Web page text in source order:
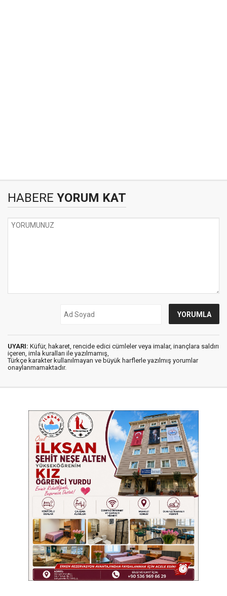
HABERE YORUM KAT
UYARI: Küfür, hakaret, rencide edici cümleler veya imalar, inançlara saldırı
içeren, imla kuralları ile yazılmamış,
Türkçe karakter kullanılmayan ve büyük harflerle yazılmış yorumlar
onaylanmamaktadır.